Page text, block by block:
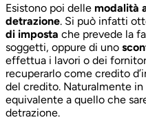
Esistono poi delle modalità
detrazione. Si può infatti
di imposta che prevede la
soggetti, oppure di uno
effettua i lavori o dei
recuperarlo come credito
del credito. Naturalmente in
equivalente a quello che
detrazione.